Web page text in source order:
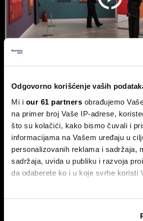
Odgovorno korišćenje vaših
Mi i our 61 partners obrađujemo
na primer broj Vaše IP-adrese,
što su kolačići, kako bismo čuvali i
informacijama na Vašem uređaju u
personalizovanih reklama i sadržaja,
sadržaja, uvida u publiku i razvoja
da odaberete ko i u koje svrhe koristi
Ako dozvolite, takođe bismo želeli da:
Kamera koja razotkriva
prevaru - švajcarski
tržište umetnosti koje
milijarde franaka
Švajcarski startap razvija kameru koja
otkriva ono što je vekovima bilo
umetničkih dela.